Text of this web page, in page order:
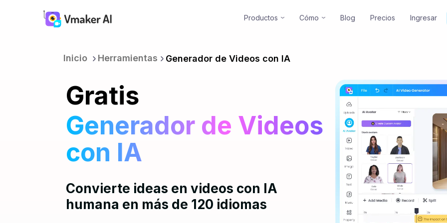
Productos Cómo Blog Precios Ingresar
Inicio Herramientas Generador de Videos con IA
Gratis
Generador de Videos
con IA
Convierte ideas en videos con IA
humana en más de 120 idiomas